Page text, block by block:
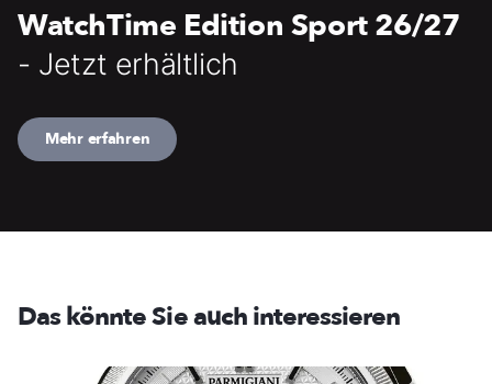
WatchTime Edition Sport 26/27
- Jetzt erhältlich
Mehr erfahren
Das könnte Sie auch interessieren